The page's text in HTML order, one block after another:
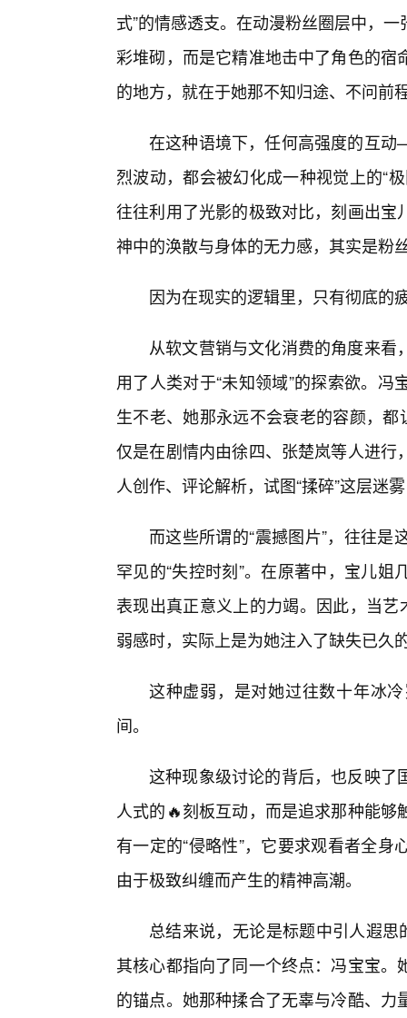
式”的情感透支。在动漫粉丝圈层中，
彩堆砌，而是它精准地击中了角色的
的地方，就在于她那不知归途、不问前
在这种语境下，任何高强度的互
烈波动，都会被幻化成一种视觉上的“
往往利用了光影的极致对比，刻画出
神中的涣散与身体的无力感，其实是粉
因为在现实的逻辑里，只有彻底的
从软文营销与文化消费的角度来
用了人类对于“未知领域”的探索欲。
生不老、她那永远不会衰老的容颜，
仅是在剧情内由徐四、张楚岚等人进
人创作、评论解析，试图“揉碎”这层迷
而这些所谓的“震撼图片”，往往
罕见的“失控时刻”。在原著中，宝儿
表现出真正意义上的力竭。因此，当
弱感时，实际上是为她注入了缺失已久
这种虚弱，是对她过往数十年冰
间。
这种现象级讨论的背后，也反映了
人式的🔥刻板互动，而是追求那种能
有一定的“侵略性”，它要求观看者全
由于极致纠缠而产生的精神高潮。
总结来说，无论是标题中引人遐思
其核心都指向了同一个终点：冯宝宝
的锚点。她那种揉合了无辜与冷酷、